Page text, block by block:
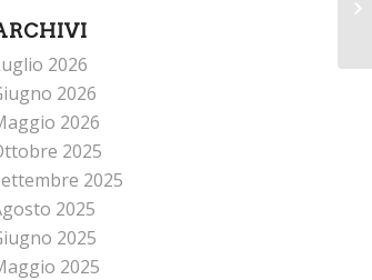
2026
2026
2026
2025
2025
2025
2025
2025